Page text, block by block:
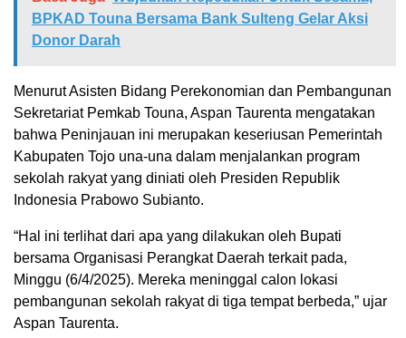
BPKAD Touna Bersama Bank Sulteng Gelar Aksi
Donor Darah
Menurut Asisten Bidang Perekonomian dan Pembangunan
Sekretariat Pemkab Touna, Aspan Taurenta mengatakan
bahwa Peninjauan ini merupakan keseriusan Pemerintah
Kabupaten Tojo una-una dalam menjalankan program
sekolah rakyat yang diniati oleh Presiden Republik
Indonesia Prabowo Subianto.
“Hal ini terlihat dari apa yang dilakukan oleh Bupati
bersama Organisasi Perangkat Daerah terkait pada,
Minggu (6/4/2025). Mereka meninggal calon lokasi
pembangunan sekolah rakyat di tiga tempat berbeda,” ujar
Aspan Taurenta.